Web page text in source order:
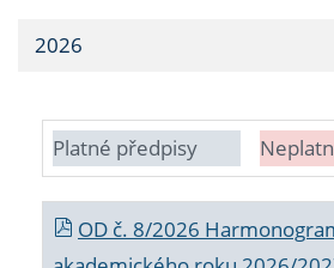
2026
Platné předpisy
OD č. 8/2026